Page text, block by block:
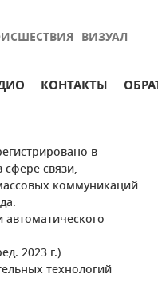
ВИЗУАЛ
КОНТАКТЫ
в
связи,
коммуникаций
2023 г.)
технологий